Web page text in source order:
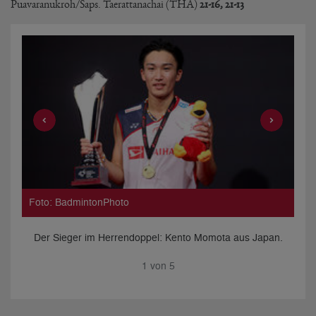
Puavaranukroh/Saps. Taerattanachai (THA) 21-16, 21-13
Foto: BadmintonPhoto
Der Sieger im Herrendoppel: Kento Momota aus Japan.
1 von 5